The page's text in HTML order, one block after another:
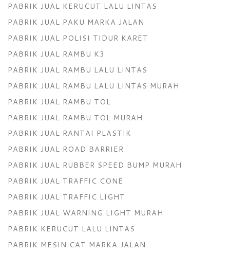
PABRIK JUAL KERUCUT LALU LINTAS
PABRIK JUAL PAKU MARKA JALAN
PABRIK JUAL POLISI TIDUR KARET
PABRIK JUAL RAMBU K3
PABRIK JUAL RAMBU LALU LINTAS
PABRIK JUAL RAMBU LALU LINTAS MURAH
PABRIK JUAL RAMBU TOL
PABRIK JUAL RAMBU TOL MURAH
PABRIK JUAL RANTAI PLASTIK
PABRIK JUAL ROAD BARRIER
PABRIK JUAL RUBBER SPEED BUMP MURAH
PABRIK JUAL TRAFFIC CONE
PABRIK JUAL TRAFFIC LIGHT
PABRIK JUAL WARNING LIGHT MURAH
PABRIK KERUCUT LALU LINTAS
PABRIK MESIN CAT MARKA JALAN